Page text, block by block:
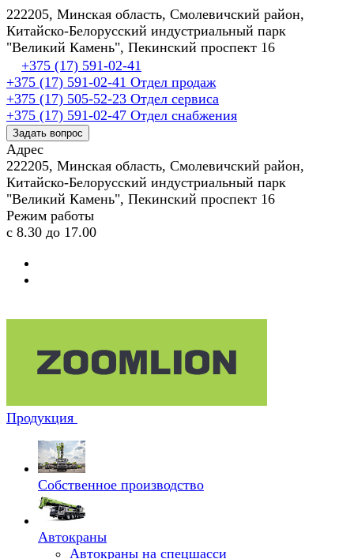
222205, Минская область, Смолевичский район,
Китайско-Белорусский индустриальный парк
"Великий Камень", Пекинский проспект 16
+375 (17) 591-02-41
+375 (17) 591-02-41 Отдел продаж
+375 (17) 505-52-23 Отдел сервиса
+375 (17) 591-02-47 Отдел снабжения
Задать вопрос
Адрес
222205, Минская область, Смолевичский район,
Китайско-Белорусский индустриальный парк
"Великий Камень", Пекинский проспект 16
Режим работы
с 8.30 до 17.00
Продукция
Собственное производство
Автокраны
Автокраны на спецшасси